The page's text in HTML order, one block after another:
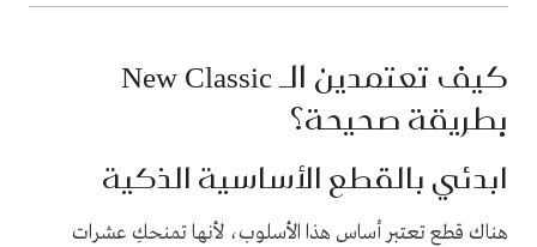
كيف تعتمدين الـ New Classic
بطريقة صحيحة؟
ابدئي بالقطع الأساسية الذكية
هناك قطع تعتبر أساس هذا الأسلوب، لأنها تمنحكِ عشرات